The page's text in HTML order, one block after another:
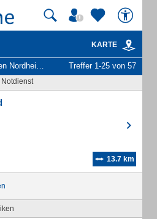
KARTE
Nordheide Treffer 1-25 von 57
13.7 km